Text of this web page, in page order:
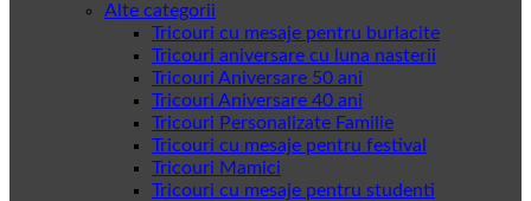
Alte categorii
Tricouri cu mesaje pentru burlacite
Tricouri aniversare cu luna nasterii
Tricouri Aniversare 50 ani
Tricouri Aniversare 40 ani
Tricouri Personalizate Familie
Tricouri cu mesaje pentru festival
Tricouri Mamici
Tricouri cu mesaje pentru studenti